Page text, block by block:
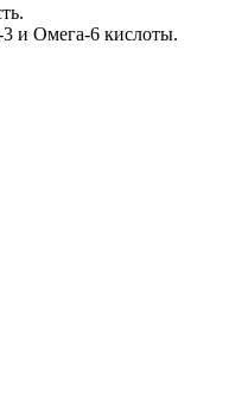
и Омега-6 кислоты.